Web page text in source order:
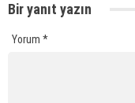
Bir yanıt yazın
Yorum *